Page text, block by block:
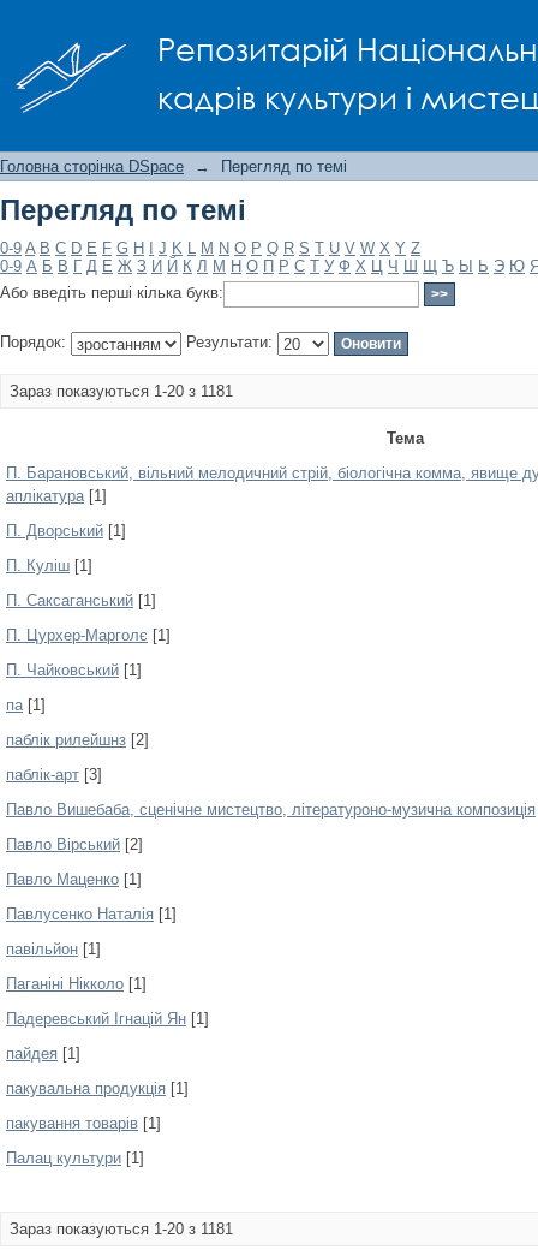
Репозитарій
кадрів культури і
Головна сторінка DSpace → Перегляд по темі
Перегляд по темі
0-9 A B C D E F G H J K L M N O P Q R S T U V W X Y Z
0-9 А Б В Г Д Е Ж З И Й К Л М Н О П Р С Т У Ф Х Ц Ч Ш Щ Ъ Ы Ь Э Ю
Або введіть перші кілька букв:
Порядок: Результати:
Зараз показуються 1-20 з 1181
Тема
П. Барановський, вільний мелодичний стрій, біологічна комма, явище
аплікатура[1]
П. Дворський [1]
П. Куліш [1]
П. Саксаганський [1]
П. Цурхер-Марголє [1]
П. Чайковський [1]
па[1]
паблік рилейшнз [2]
паблік-арт [3]
Павло Вишебаба, сценічне мистецтво, літературоно-музична композиція
Павло Вірський [2]
Павло Маценко [1]
Павлусенко Наталія [1]
павільйон [1]
Паганіні Нікколо [1]
Падеревський Ігнацій Ян [1]
пайдея [1]
пакувальна продукція [1]
пакування товарів [1]
Палац культури [1]
Зараз показуються 1-20 з 1181